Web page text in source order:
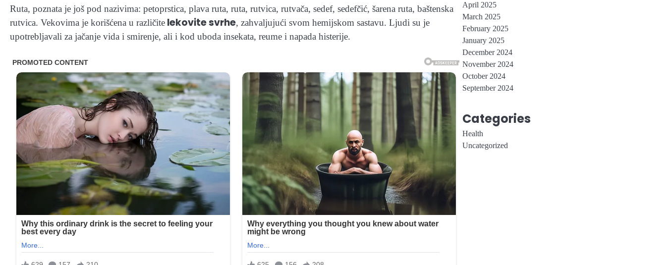
Ruta, poznata je još pod nazivima: petoprstica, plava ruta, ruta, rutvica, rutvača, sedef, sedefčić, šarena ruta, baštenska
rutvica. Vekovima je korišćena u različite lekovite svrhe, zahvaljujući svom hemijskom sastavu. Ljudi su je
upotrebljavali za jačanje vida i smirenje, ali i kod uboda insekata, reume i napada histerije.
April 2025
March 2025
February 2025
January 2025
December 2024
November 2024
October 2024
September 2024
Categories
Health
Uncategorized